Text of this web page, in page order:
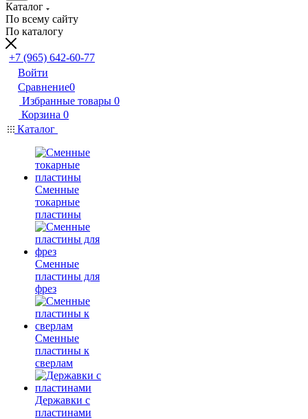
Каталог
По всему сайту
По каталогу
+7 (965) 642-60-77
Войти
Сравнение0
Избранные товары 0
Корзина 0
Каталог
Сменные
токарные
пластины
Сменные
пластины для
фрез
Сменные
пластины к
сверлам
Державки с
пластинами